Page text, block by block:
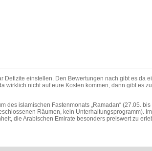
einstellen. Den Bewertungen nach gibt es da
wirklich nicht auf eure Kosten kommen, dann gibt es
des islamischen Fastenmonats „Ramadan“ (27.05.
Räumen, kein Unterhaltungsprogramm).
die Arabischen Emirate besonders preiswert zu